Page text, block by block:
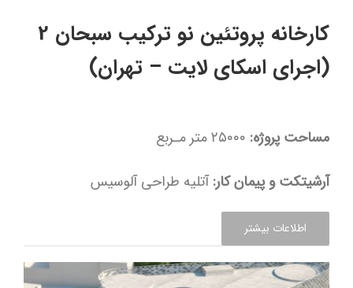
کارخانه پروتئین نو ترکیب سبحان 2
(اجرای اسکای لایت – تهران)
مساحت پروژه:
آرشیتکت و پیمان کار:آتلیه طراحی آلوسیس
اطلاعات بیشتر